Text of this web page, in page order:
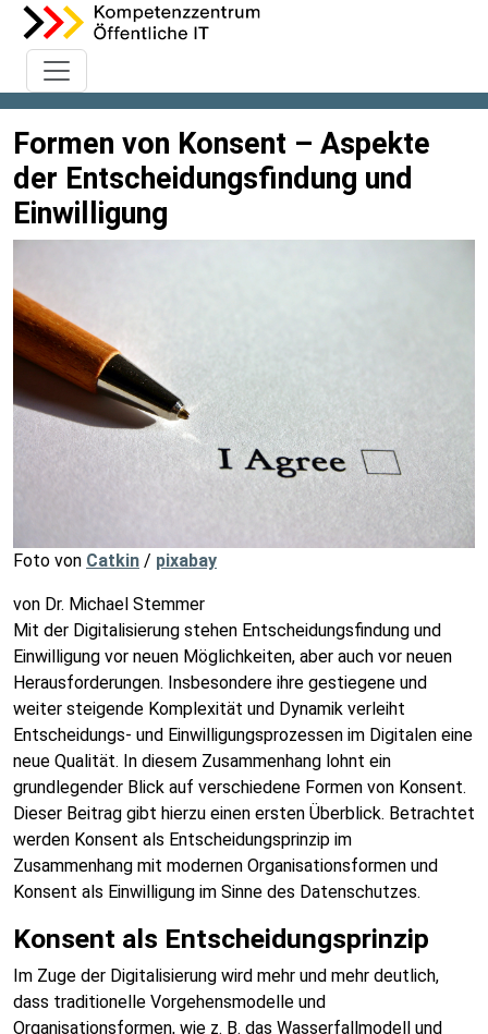
Formen von Konsent – Aspekte
der Entscheidungsfindung und
Einwilligung
Foto von Catkin / pixabay
von Dr. Michael Stemmer
Mit der Digitalisierung stehen Entscheidungsfindung und
Einwilligung vor neuen Möglichkeiten, aber auch vor neuen
Herausforderungen. Insbesondere ihre gestiegene und
weiter steigende Komplexität und Dynamik verleiht
Entscheidungs- und Einwilligungsprozessen im Digitalen eine
neue Qualität. In diesem Zusammenhang lohnt ein
grundlegender Blick auf verschiedene Formen von Konsent.
Dieser Beitrag gibt hierzu einen ersten Überblick. Betrachtet
werden Konsent als Entscheidungsprinzip im
Zusammenhang mit modernen Organisationsformen und
Konsent als Einwilligung im Sinne des Datenschutzes.
Konsent als Entscheidungsprinzip
Im Zuge der Digitalisierung wird mehr und mehr deutlich,
dass traditionelle Vorgehensmodelle und
Organisationsformen, wie z. B. das Wasserfallmodell und